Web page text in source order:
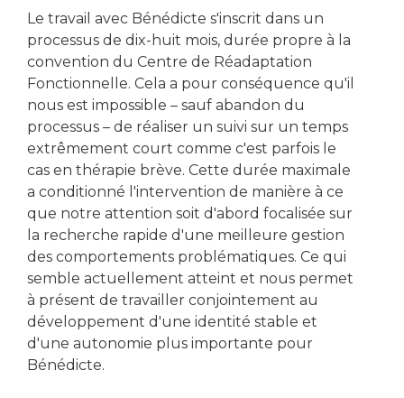
Le travail avec Bénédicte s'inscrit dans un
processus de dix-huit mois, durée propre à la
convention du Centre de Réadaptation
Fonctionnelle. Cela a pour conséquence qu'il
nous est impossible – sauf abandon du
processus – de réaliser un suivi sur un temps
extrêmement court comme c'est parfois le
cas en thérapie brève. Cette durée maximale
a conditionné l'intervention de manière à ce
que notre attention soit d'abord focalisée sur
la recherche rapide d'une meilleure gestion
des comportements problématiques. Ce qui
semble actuellement atteint et nous permet
à présent de travailler conjointement au
développement d'une identité stable et
d'une autonomie plus importante pour
Bénédicte.